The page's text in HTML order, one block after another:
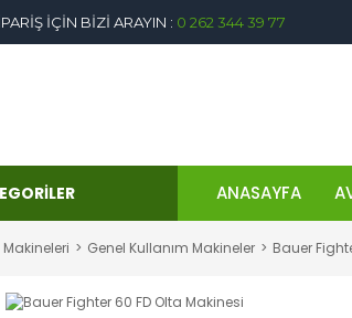
İÇİN BİZİ ARAYIN : 0 262 344 39 77
ANASAYFA
Makineleri Genel Kullanım Makineler Bauer